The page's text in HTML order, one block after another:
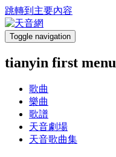
跳轉到主要內容
Toggle navigation
tianyin first menu
歌曲
樂曲
歌譜
天音劇場
天音歌曲集